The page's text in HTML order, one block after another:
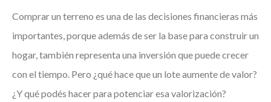
Comprar un terreno es una de las decisiones financieras más
importantes, porque además de ser la base para construir un
hogar, también representa una inversión que puede crecer
con el tiempo. Pero ¿qué hace que un lote aumente de valor?
¿Y qué podés hacer para potenciar esa valorización?